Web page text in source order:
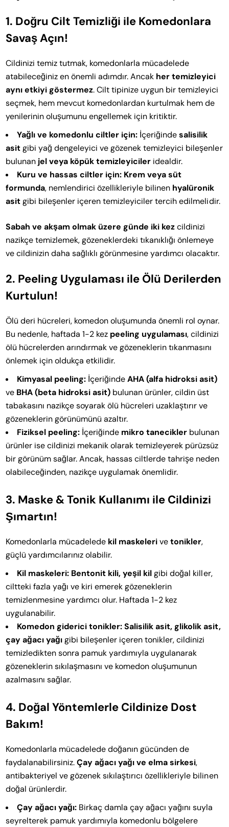
1. Doğru Cilt Temizliği ile Komedonlara
Savaş Açın!
Cildinizi temiz tutmak, komedonlarla mücadelede
atabileceğiniz en önemli adımdır. Ancak her temizleyici
aynı etkiyi göstermez. Cilt tipinize uygun bir temizleyici
seçmek, hem mevcut komedonlardan kurtulmak hem de
yenilerinin oluşumunu engellemek için kritiktir.
Yağlı ve komedonlu ciltler için: İçeriğindesalisilik
asitgibi yağ dengeleyici ve gözenek temizleyici bileşenler
bulunan jel veya köpük temizleyiciler idealdir.
Kuru ve hassas ciltler için: Krem veya süt
formunda, nemlendirici özellikleriyle bilinen hyalüronik
asitgibi bileşenler içeren temizleyiciler tercih edilmelidir.
Sabah ve akşam olmak üzere günde iki kezcildinizi
nazikçe temizlemek, gözeneklerdeki tıkanıklığı önlemeye
ve cildinizin daha sağlıklı görünmesine yardımcı olacaktır.
2. Peeling Uygulaması ile Ölü Derilerden
Kurtulun!
Ölü deri hücreleri, komedon oluşumunda önemli rol oynar.
Bu nedenle, haftada 1-2 kez peeling uygulaması, cildinizi
ölü hücrelerden arındırmak ve gözeneklerin tıkanmasını
önlemek için oldukça etkilidir.
Kimyasal peeling: İçeriğindeAHA (alfa hidroksi asit)
ve BHA (beta hidroksi asit) bulunan ürünler, cildin üst
tabakasını nazikçe soyarak ölü hücreleri uzaklaştırır ve
gözeneklerin görünümünü azaltır.
Fiziksel peeling: İçeriğinde mikro tanecikler bulunan
ürünler ise cildinizi mekanik olarak temizleyerek pürüzsüz
bir görünüm sağlar. Ancak, hassas ciltlerde tahrişe neden
olabileceğinden, nazikçe uygulamak önemlidir.
3. Maske & Tonik Kullanımı ile Cildinizi
Şımartın!
Komedonlarla mücadelede kil maskelerivetonikler,
güçlü yardımcılarınız olabilir.
Kil maskeleri: Bentonit kili, yeşil kilgibi doğal killer,
ciltteki fazla yağı ve kiri emerek gözeneklerin
temizlenmesine yardımcı olur. Haftada 1-2 kez
uygulanabilir.
Komedon giderici tonikler: Salisilik asit, glikolik asit,
çay ağacı yağıgibi bileşenler içeren tonikler, cildinizi
temizledikten sonra pamuk yardımıyla uygulanarak
gözeneklerin sıkılaşmasını ve komedon oluşumunun
azalmasını sağlar.
4. Doğal Yöntemlerle Cildinize Dost
Bakım!
Komedonlarla mücadelede doğanın gücünden de
faydalanabilirsiniz.Çay ağacı yağı ve elma sirkesi,
antibakteriyel ve gözenek sıkılaştırıcı özellikleriyle bilinen
doğal ürünlerdir.
Çay ağacı yağı: Birkaç damla çay ağacı yağını suyla
seyrelterek pamuk yardımıyla komedonlu bölgelere